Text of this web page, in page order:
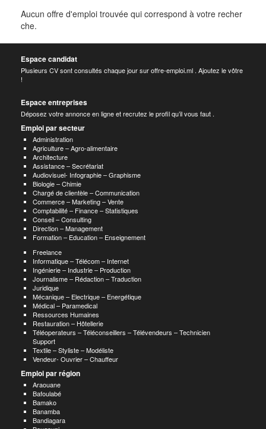
Aucun offre d'emploi trouvée qui correspond à votre recher
che.
Espace candidat
Plusieurs CV sont consultés chaque jour sur offre-emploi.ml . Ajoutez le vôtre
!
Espace entreprises
Déposez votre annonce en ligne et recrutez le profil qu’il vous faut .
Emploi par secteur
Administration
Agriculture – Agro-alimentaire
Architecture
Assistance – Secrétariat
Audiovisuel- Infographie – Graphisme
Biologie – Chimie
Chargé de clientèle – Communication
Commerce – Marketing – Vente
Comptabilité – Finance – Statistiques
Conseil – Consulting
Direction – Management
Formation – Education – Enseignement
Freelance
Informatique – Télécom – Internet
Ingénierie – Industrie – Production
Journalisme – Rédaction – Traduction
Juridique
Mécanique – Electrique – Energétique
Médical – Paramedical
Ressources Humaines
Restauration – Hôtellerie
Téléoperateurs – Téléconseillers – Télévendeurs – Technicien
Support
Textile – Styliste – Modéliste
Vendeur- Ouvrier – Chauffeur
Emploi par région
Araouane
Bafoulabé
Bamako
Banamba
Bandiagara